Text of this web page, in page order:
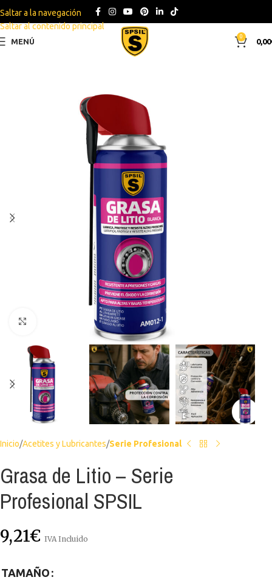
Saltar a la navegación
Saltar al contenido principal
MENÚ
0
0,00
Haga clic para ampliar
Inicio Acetites y Lubricantes Serie Profesional
Grasa de Litio – Serie
Profesional SPSIL
9,21€ IVA Incluido
TAMAÑO